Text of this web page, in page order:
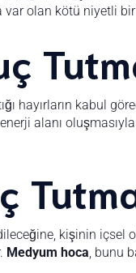
var olan kötü niyetli bir
hayırların kabul
alanı
kişinin içsel
Medyum hoca , bunu